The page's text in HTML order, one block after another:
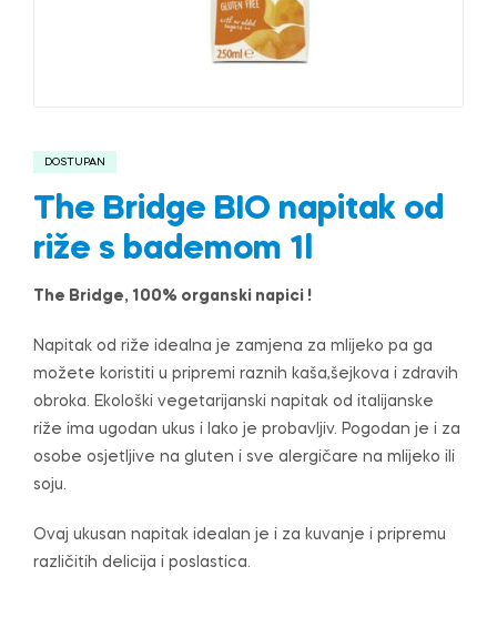
DOSTUPAN
The Bridge BIO napitak od
riže s bademom 1l
The Bridge, 100% organski napici !
Napitak od riže idealna je zamjena za mlijeko pa ga
možete koristiti u pripremi raznih kaša,šejkova i zdravih
obroka. Ekološki vegetarijanski napitak od italijanske
riže ima ugodan ukus i lako je probavljiv. Pogodan je i za
osobe osjetljive na gluten i sve alergičare na mlijeko ili
soju.
Ovaj ukusan napitak idealan je i za kuvanje i pripremu
različitih delicija i poslastica.